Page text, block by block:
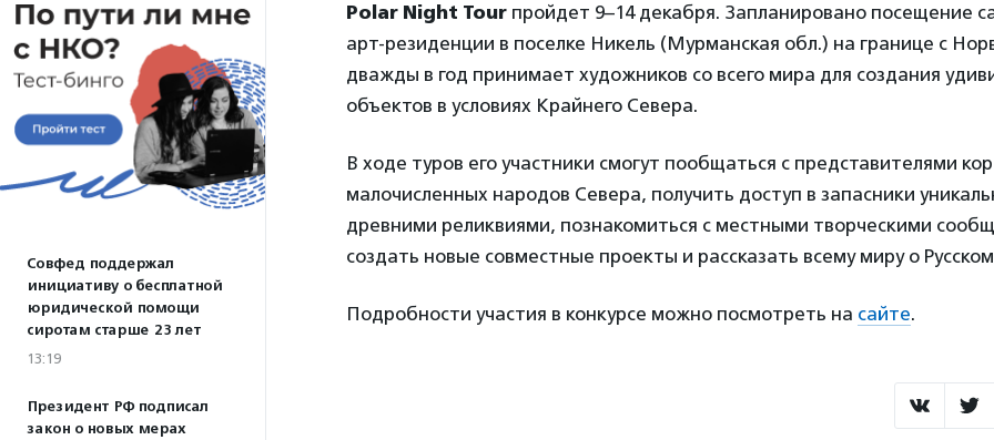
Совфед поддержал
инициативу о бесплатной
юридической помощи
сиротам старше 23 лет
13:19
Президент РФ подписал
закон о новых мерах
Polar Night Tour пройдет 9–14 декабря. Запланировано посещение
арт-резиденции в поселке Никель (Мурманская обл.) на границе с
дважды в год принимает художников со всего мира для создания
объектов в условиях Крайнего Севера.
В ходе туров его участники смогут пообщаться с представителями
малочисленных народов Севера, получить доступ в запасники
древними реликвиями, познакомиться с местными творческими
создать новые совместные проекты и рассказать всему миру о
Подробности участия в конкурсе можно посмотреть на сайте.